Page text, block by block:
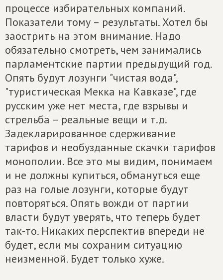
процессе избирательных компаний.
Показатели тому – результаты. Хотел бы
заострить на этом внимание. Надо
обязательно смотреть, чем занимались
парламентские партии предыдущий год.
Опять будут лозунги "чистая вода",
"туристическая Мекка на Кавказе", где
русским уже нет места, где взрывы и
стрельба – реальные вещи и т.д.
Задекларированное сдерживание
тарифов и необузданные скачки тарифов
монополии. Все это мы видим, понимаем
и не должны купиться, обмануться еще
раз на голые лозунги, которые будут
повторяться. Опять вожди от партии
власти будут уверять, что теперь будет
так-то. Никаких перспектив впереди не
будет, если мы сохраним ситуацию
неизменной. Будет только хуже.